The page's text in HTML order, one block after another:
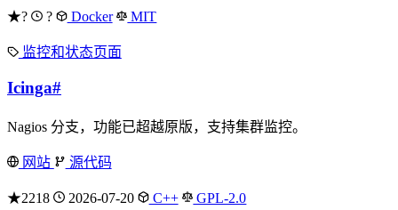
★? ? Docker MIT
监控和状态页面
Icinga#
Nagios 分支，功能已超越原版，支持集群监控。
网站 源代码
★2218 2026-07-20 C++ GPL-2.0